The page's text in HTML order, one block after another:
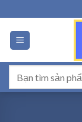
qua
nội
dung
kiếm: